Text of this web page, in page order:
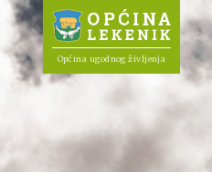
Općina ugodnog življenja